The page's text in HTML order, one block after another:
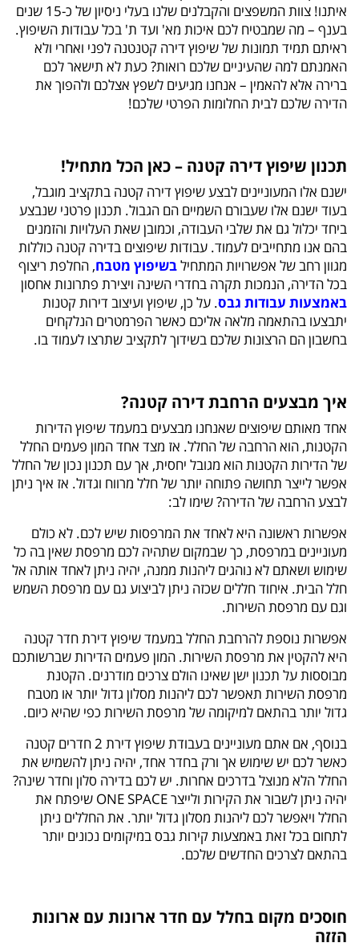
איתנו! צוות המשפצים והקבלנים שלנו בעלי ניסיון של כ-15 שנים
בענף – מה שמבטיח לכם איכות מא' ועד ת' בכל עבודות השיפוץ.
ראיתם תמיד תמונות של שיפוץ דירה קטנטנה לפני ואחרי ולא
האמנתם למה שהעיניים שלכם רואות? כעת לא תישאר לכם
ברירה אלא להאמין – אנחנו מגיעים לשפץ אצלכם ולהפוך את
הדירה שלכם לבית החלומות הפרטי שלכם!
תכנון שיפוץ דירה קטנה – כאן הכל מתחיל!
ישנם אלו המעוניינים לבצע שיפוץ דירה קטנה בתקציב מוגבל,
בעוד ישנם אלו שעבורם השמיים הם הגבול. תכנון פרטני שנבצע
ביחד יכלול גם את שלבי העבודה, וכמובן שאת העלויות והזמנים
בהם אנו מתחייבים לעמוד. עבודות שיפוצים בדירה קטנה כוללות
מגוון רחב של אפשרויות המתחילבשיפוץ מטבח, החלפת ריצוף
בכל הדירה, הנמכות תקרה בחדרי השינה ויצירת פתרונות אחסון
באמצעות עבודות גבס. על כן, שיפוץ ועיצוב דירות קטנות
יתבצעו בהתאמה מלאה אליכם כאשר הפרמטרים הנלקחים
בחשבון הם הרצונות שלכם בשידוך לתקציב שתרצו לעמוד בו.
איך מבצעים הרחבת דירה קטנה?
אחד מאותם שיפוצים שאנחנו מבצעים במעמד שיפוץ הדירות
הקטנות, הוא הרחבה של החלל. אז מצד אחד המון פעמים החלל
של הדירות הקטנות הוא מגובל יחסית, אך עם תכנון נכון של החלל
אפשר לייצר תחושה פתוחה יותר של חלל מרווח וגדול. אז איך ניתן
לבצע הרחבה של הדירה? שימו לב:
אפשרות ראשונה היא לאחד את המרפסות שיש לכם. לא כולם
מעוניינים במרפסת, כך שבמקום שתהיה לכם מרפסת שאין בה כל
שימוש ושאתם לא נוהגים ליהנות ממנה, יהיה ניתן לאחד אותה אל
חלל הבית. איחוד חללים שכזה ניתן לביצוע גם עם מרפסת השמש
וגם עם מרפסת השירות.
אפשרות נוספת להרחבת החלל במעמד שיפוץ דירת חדר קטנה
היא להקטין את מרפסת השירות. המון פעמים הדירות שברשותכם
מבוססות על תכנון ישן שאינו הולם צרכים מודרנים. הקטנת
מרפסת השירות תאפשר לכם ליהנות מסלון גדול יותר או מטבח
גדול יותר בהתאם למיקומה של מרפסת השירות כפי שהיא כיום.
בנוסף, אם אתם מעוניינים בעבודת שיפוץ דירת 2 חדרים קטנה
כאשר לכם יש שימוש אך ורק בחדר אחד, יהיה ניתן להשמיש את
החלל הלא מנוצל בדרכים אחרות. יש לכם בדירה סלון וחדר שינה?
יהיה ניתן לשבור את הקירות ולייצר ONE SPACE שיפתח את
החלל ויאפשר לכם ליהנות מסלון גדול יותר. את החללים ניתן
לתחום בכל זאת באמצעות קירות גבס במיקומים נכונים יותר
בהתאם לצרכים החדשים שלכם.
חוסכים מקום בחלל עם חדר ארונות עם ארונות
הזזה